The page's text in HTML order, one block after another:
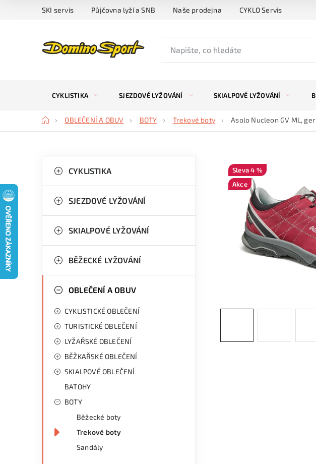
SKI servis Půjčovna lyží a SNB Naše prodejna CYKLO Servis
CYKLISTIKA SJEZDOVÉ LYŽOVÁNÍ SKIALPOVÉ LYŽOVÁNÍ
DomůOBLEČENÍ A OBUV BOTY Trekové boty Asolo Nucleon GV ML,
o
t
r
n
kategorie
e
o
i
CYKLISTIKA
SJEZDOVÉ LYŽOVÁNÍ
SKIALPOVÉ LYŽOVÁNÍ
BĚŽECKÉ LYŽOVÁNÍ
OBLEČENÍ A OBUV
CYKLISTICKÉ OBLEČENÍ
TURISTICKÉ OBLEČENÍ
LYŽAŘSKÉ OBLEČENÍ
BĚŽKAŘSKÉ OBLEČENÍ
SKIALPOVÉ OBLEČENÍ
BATOHY
BOTY
Běžecké boty
Trekové boty
Sandály
4 %
Akce